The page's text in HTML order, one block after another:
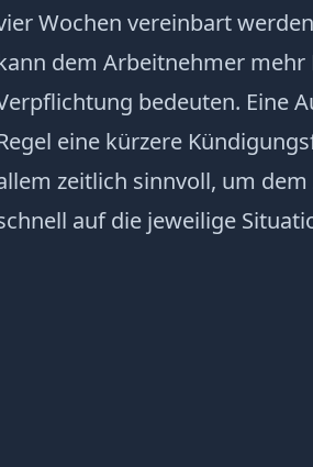
Wochen vereinbart
dem Arbeitnehmer mehr
bedeuten. Eine
eine kürzere
zeitlich sinnvoll, um
auf die jeweilige